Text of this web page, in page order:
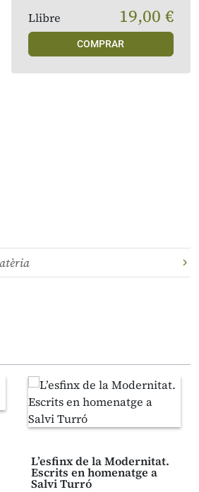
Llibre 19,00 €
COMPRAR
L’esfinx de la Modernitat.
Escrits en homenatge a
Salvi Turró